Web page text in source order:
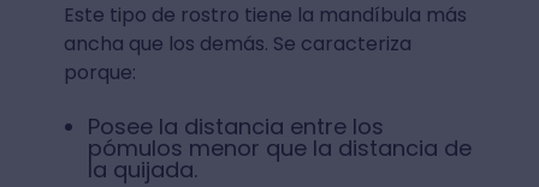
Este tipo de rostro tiene la mandíbula más
ancha que los demás. Se caracteriza
porque:
Posee la distancia entre los
pómulos menor que la distancia de
la quijada.